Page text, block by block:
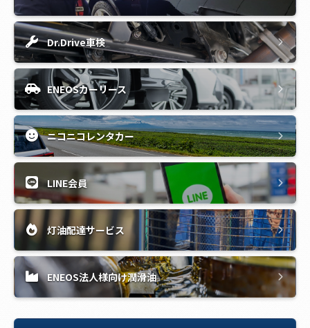
Dr.Drive車検
ENEOSカーリース
ニコニコレンタカー
LINE会員
灯油配達サービス
ENEOS法人様向け潤滑油